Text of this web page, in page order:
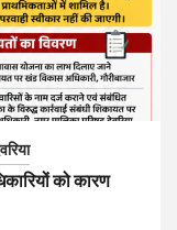
को कारण